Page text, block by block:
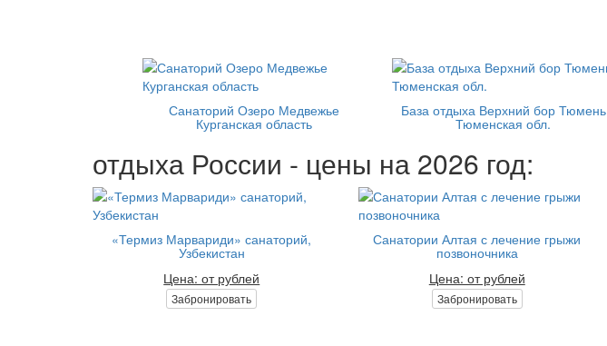
Санаторий Озеро Медвежье
Курганская область
База отдыха Верхний бор Тюмень
Тюменская обл.
отдыха России - цены на 2026 год:
«Термиз Марвариди» санаторий,
Узбекистан
Цена: от рублей
Забронировать
Санатории Алтая с лечение грыжи
позвоночника
Цена: от рублей
Забронировать